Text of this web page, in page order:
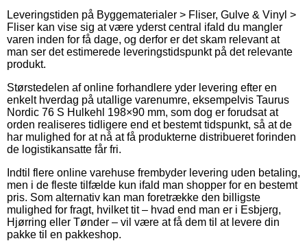
Leveringstiden på Byggematerialer > Fliser, Gulve & Vinyl >
Fliser kan vise sig at være yderst central ifald du mangler
varen inden for få dage, og derfor er det skam relevant at
man ser det estimerede leveringstidspunkt på det relevante
produkt.
Størstedelen af online forhandlere yder levering efter en
enkelt hverdag på utallige varenumre, eksempelvis Taurus
Nordic 76 S Hulkehl 198×90 mm, som dog er forudsat at
orden realiseres tidligere end et bestemt tidspunkt, så at de
har mulighed for at nå at få produkterne distribueret forinden
de logistikansatte får fri.
Indtil flere online varehuse frembyder levering uden betaling,
men i de fleste tilfælde kun ifald man shopper for en bestemt
pris. Som alternativ kan man foretrække den billigste
mulighed for fragt, hvilket tit – hvad end man er i Esbjerg,
Hjørring eller Tønder – vil være at få dem til at levere din
pakke til en pakkeshop.